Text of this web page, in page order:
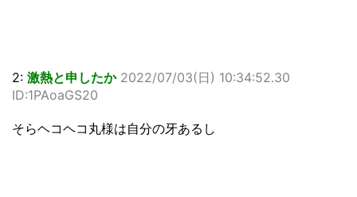
2: 激熱と申したか 2022/07/03(日) 10:34:52.30
ID:1PAoaGS20
そらヘコヘコ丸様は自分の牙あるし